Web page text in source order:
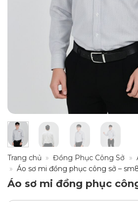
Trang chủ » Đồng Phục Công Sở »
» Áo sơ mi đồng phục công sở –
Áo sơ mi đồng phục